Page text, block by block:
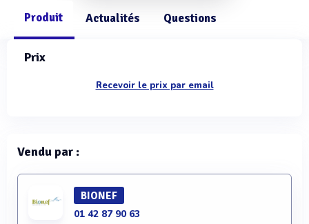
Produit Actualités Questions
Prix
Recevoir le prix par email
Vendu par :
BIONEF
01 42 87 90 63